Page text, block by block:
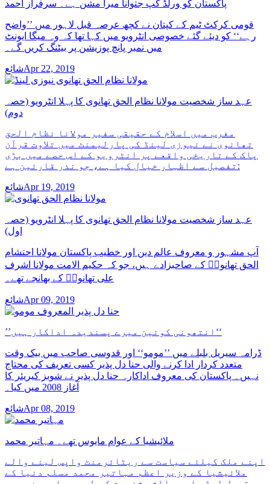
پاکستان کو ورلڈ کپ جتوانا میرا مشن ہے۔ سرفراز احمد
قومی کرکٹ ٹیم کے کپتان نے کچھ عرصہ قبل لاہور میں ’’واضح
رہے‘‘ کو دیئے گئے خصوصی انٹرویو میں کہا تھا کہ وہ میگا ایونٹ
میں نمبر پانچ پوزیشن پر بیٹنگ کریں گے۔
شائعApr 22, 2019
عہد ساز شخصیت مولانا نظام الحق تھانوی کا پہلا انٹرویو (حصہ
دوم)
مغرب میں اسلام کے حقیقی سفیر مولانا نظام الحق
تھانوی نے نیوزی لینڈ کی پارلیمنٹ میں تلاوت قرآن
پاک کے تاریخی واقعے پر انٹرویو کے اس حصے میں بڑی
تفصیل سے اظہار خیال کیا ہے، جو نذر قارئین ہے:
شائعApr 19, 2019
عہد ساز شخصیت مولانا نظام الحق تھانوی کا پہلا انٹرویو (حصہ
اول)
آپ مشہور و معروف عالم دین اور خطیب پاکستان مولانا احتشام
الحق تھانویؒ کے صاحبزادے ہیں، جو کہ حکیم الامت مولانا اشرف
علی تھانویؒ کے بھانجے تھے۔
شائعApr 09, 2019
’’انتھونی کوئین میرے پسندیدہ اداکار ہیں‘‘
ڈرامہ سیریل بلبلے میں ’’مومو‘‘ اور قدوسی صاحب میں بیک وقت
متعدد کردار ادا کرنے والی حنا دل پذیر کسی تعریف کی محتاج
نہیں۔ پاکستان کی معروف اداکارہ حنا دل پذیر نے شوبز کیریئر کا
آغاز 2008 میں کیا۔
شائعApr 08, 2019
ملائیشیا کے عوام مایوس تھے۔ مہاتیر محمد
اپنے ملک کیلئے سیاست سے ریٹائرمنٹ واپس لینے والے
ملائیشیا کے وزیر اعظم مہاتیر محمد مسلم دنیا کے